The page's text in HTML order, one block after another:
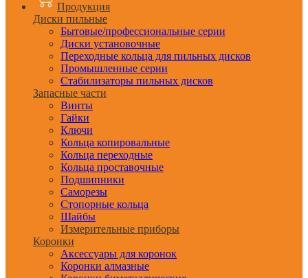
Продукция
Диски пильные
Бытовые/профессиональные серии
Диски установочные
Переходные кольца для пильных дисков
Промышленные серии
Стабилизаторы пильных дисков
Запасные части
Винты
Гайки
Ключи
Кольца копировальные
Кольца переходные
Кольца проставочные
Подшипники
Саморезы
Стопорные кольца
Шайбы
Измерительные приборы
Коронки
Аксессуары для коронок
Коронки алмазные